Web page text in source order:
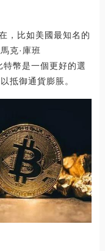
，比如美國最知名的
克·庫班
幣是一個更好的選
抵御通貨膨脹。